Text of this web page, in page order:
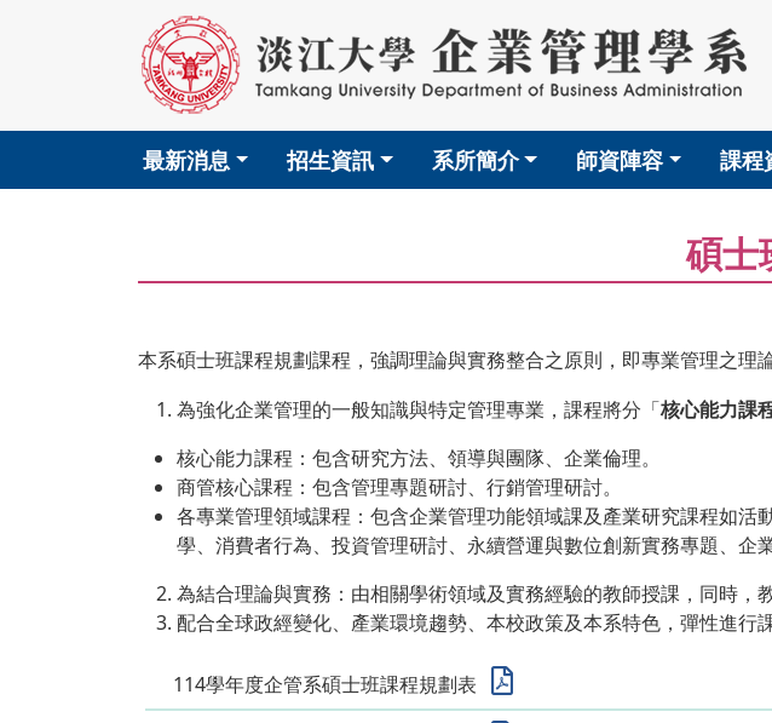
最新消息 招生資訊 系所簡介 師資陣容 課程
碩士
本系碩士班課程規劃課程，強調理論與實務整合之原則，即專業管理之理
為強化企業管理的一般知識與特定管理專業，課程將分「核心能力課
核心能力課程：包含研究方法、領導與團隊、企業倫理。
商管核心課程：包含管理專題研討、行銷管理研討。
各專業管理領域課程：包含企業管理功能領域課及產業研究課程如
學、消費者行為、投資管理研討、永續營運與數位創新實務專題、企
為結合理論與實務：由相關學術領域及實務經驗的教師授課，同時，
配合全球政經變化、產業環境趨勢、本校政策及本系特色，彈性進行
114學年度企管系碩士班課程規劃表